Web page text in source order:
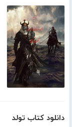
دانلود کتاب تولد